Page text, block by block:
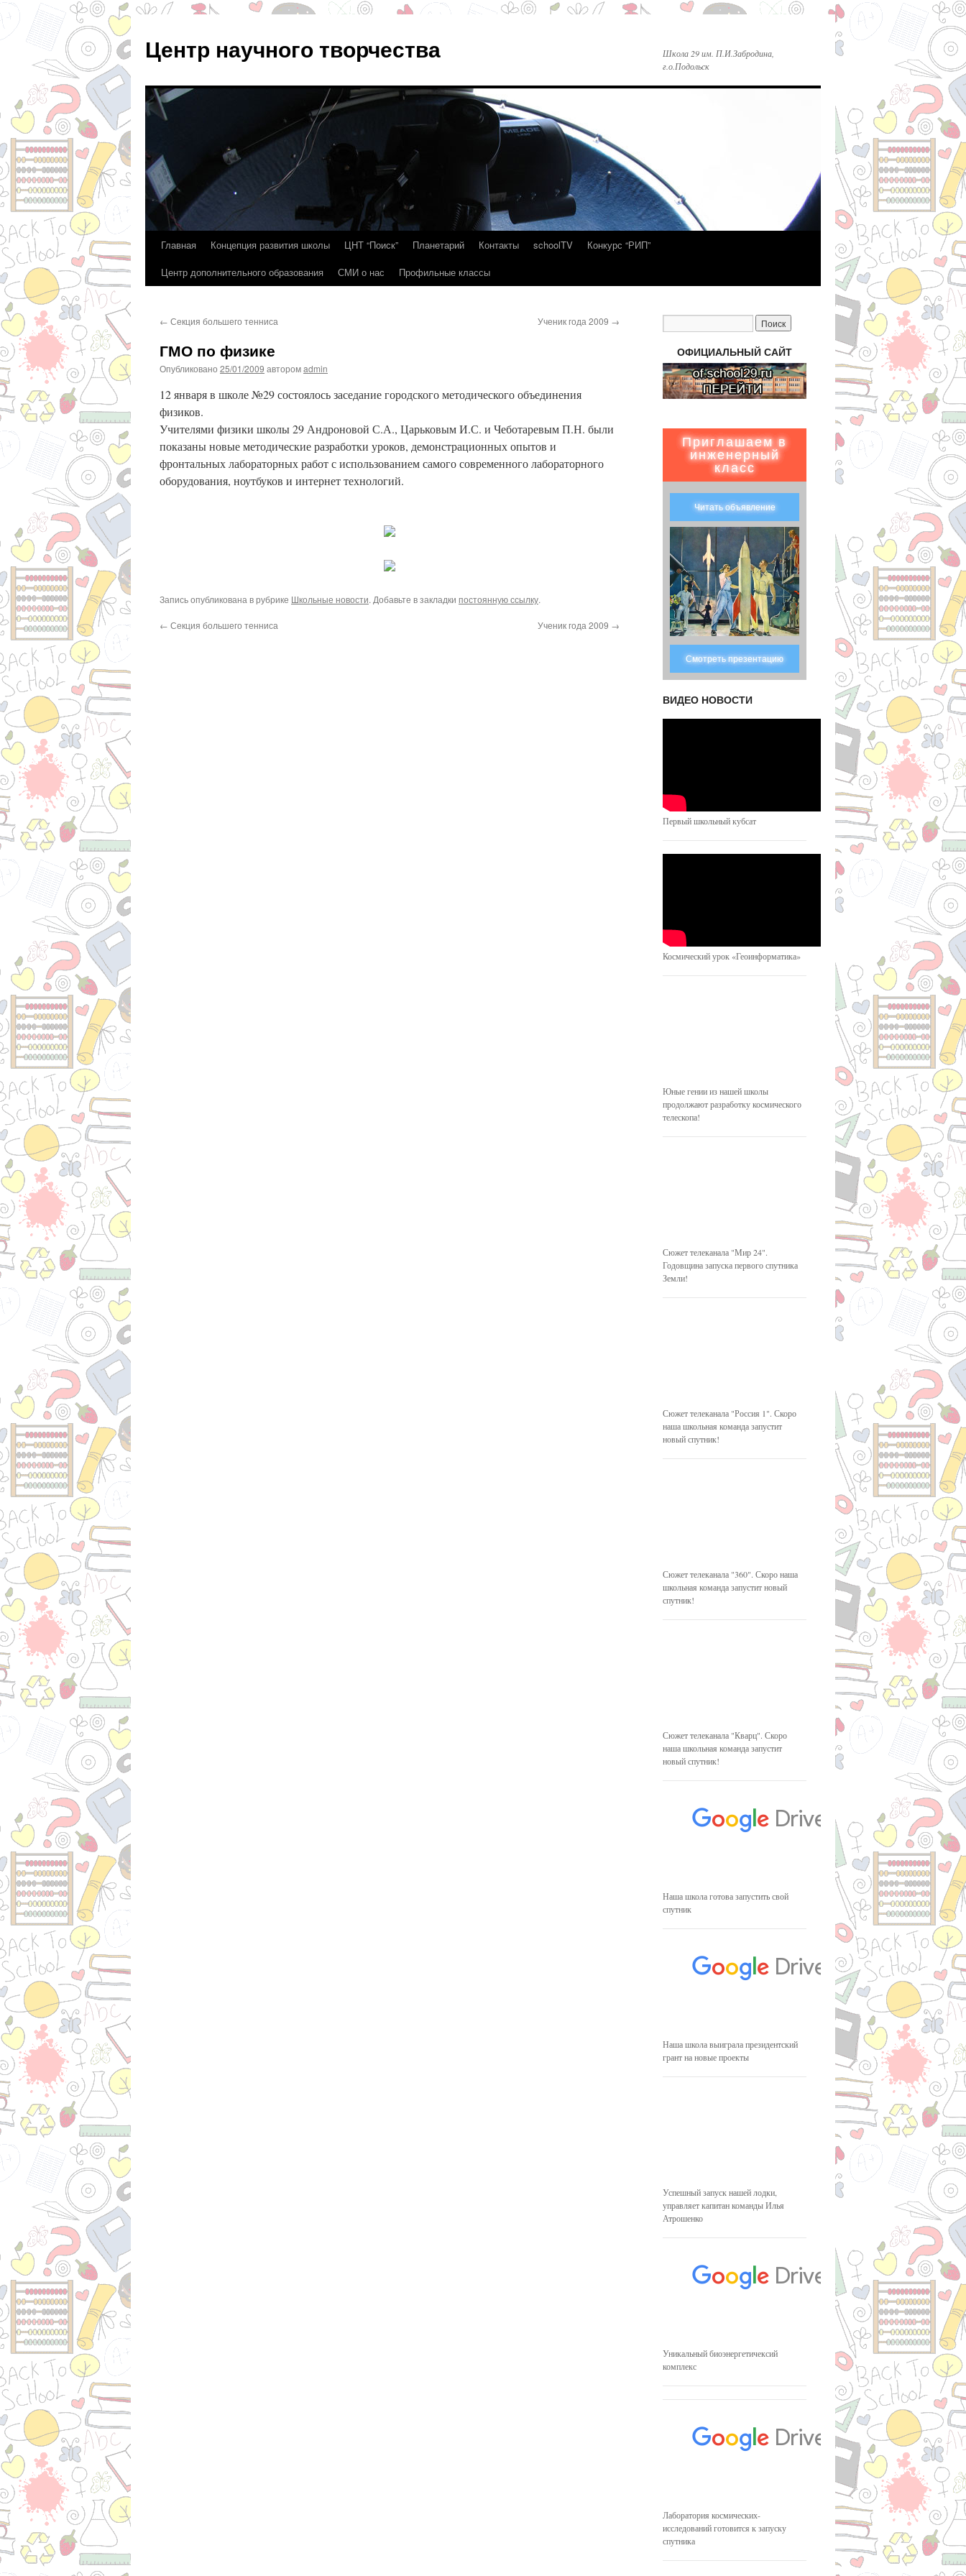
Центр научного творчества
Школа 29 им. П.И.Забродина,
г.о.Подольск
Перейти
Главная Концепция развития школы ЦНТ “Поиск” Планетарий Контакты schoolTV
Конкурс “РИП”
Центр дополнительного образования
СМИ о нас Профильные классы
← Секция большего тенниса Ученик года 2009 →
ГМО по физике
Опубликовано 25/01/2009 авторомadmin
12 января в школе №29 состоялось заседание городского методического объединения
физиков.
Учителями физики школы 29 Андроновой С.А., Царьковым И.С. и Чеботаревым П.Н. были
показаны новые методические разработки уроков, демонстрационных опытов и
фронтальных лабораторных работ с использованием самого современного лабораторного
оборудования, ноутбуков и интернет технологий.
Запись опубликована в рубрике Школьные новости. Добавьте в закладки постоянную ссылку.
← Секция большего тенниса Ученик года 2009 →
ОФИЦИАЛЬНЫЙ САЙТ
Приглашаем в
инженерный
класс
Читать объявление
Смотреть презентацию
ВИДЕО НОВОСТИ
Первый школьный кубсат
Космический урок «Геоинформатика»
Юные гении из нашей школы
продолжают разработку космического
телескопа!
Сюжет телеканала "Мир 24".
Годовщина запуска первого спутника
Земли!
Сюжет телеканала "Россия 1". Скоро
наша школьная команда запустит
новый спутник!
Сюжет телеканала "360". Скоро наша
школьная команда запустит новый
спутник!
Сюжет телеканала "Кварц". Скоро
наша школьная команда запустит
новый спутник!
Наша школа готова запустить свой
спутник
Наша школа выиграла президентский
грант на новые проекты
Успешный запуск нашей лодки,
управляет капитан команды Илья
Атрошенко
Уникальный биоэнергетичексий
комплекс
Лаборатория космических-
исследований готовится к запуску
спутника